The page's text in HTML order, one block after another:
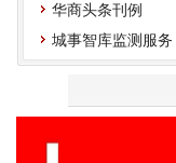
华商头条刊例
城事智库监测服务